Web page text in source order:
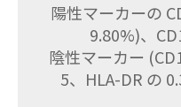
陽性マーカーの
9.80%)、
陰性マーカー
5、HLA-DR の